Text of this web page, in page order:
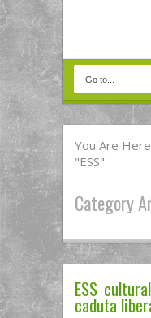
You Are
"ESS"
Category
ESS
caduta